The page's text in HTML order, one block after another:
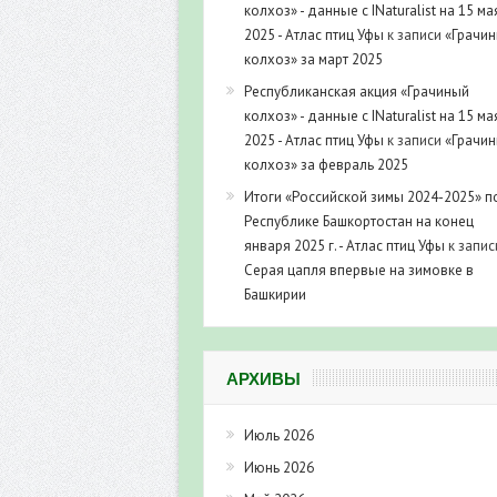
колхоз» - данные с INaturalist на 15
2025 - Атлас птиц Уфы к записи
колхоз» за март 2025
Республиканская акция «Грачиный
колхоз» - данные с INaturalist на 15
2025 - Атлас птиц Уфы к записи
колхоз» за февраль 2025
Итоги «Российской зимы 2024-2025»
Республике Башкортостан на конец
января 2025 г. - Атлас птиц Уфы к
Серая цапля впервые на зимовке в
Башкирии
АРХИВЫ
Июль 2026
Июнь 2026